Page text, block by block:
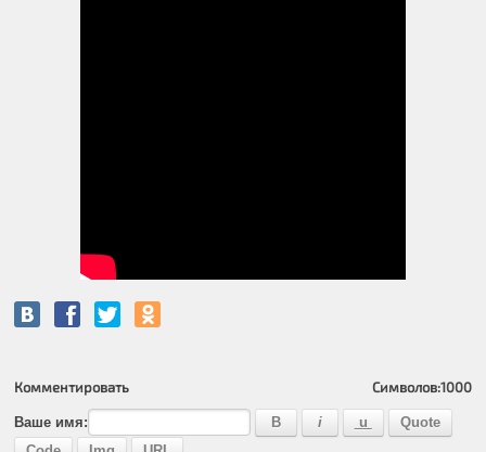
Комментировать Символов:1000
Ваше имя: